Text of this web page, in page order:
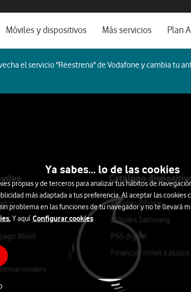
ayuda e idioma
Móviles y dispositivos
Ver todos
Más servicios Plan
el servicio "Reestrena" de Vodafone y cambia tu
Móvil
Catálogo
Móviles iPhone
Móviles Samsung
PS5 digital
Financiar móvil a plazos
Ya sabes... lo de las cookies
propias y de terceros para analizar tus hábitos de
más adaptada a tus preferencia. Al aceptar las cookies
problema en las funciones de tu navegador y no te llevará
Y aquí Configurar cookies